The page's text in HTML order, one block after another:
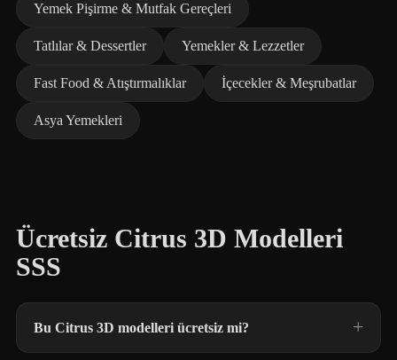
Yemek Pişirme & Mutfak Gereçleri
Tatlılar & Dessertler Yemekler & Lezzetler
Fast Food & Atıştırmalıklar İçecekler & Meşrubatlar
Asya Yemekleri
Ücretsiz Citrus 3D Modelleri
SSS
Bu Citrus 3D modelleri ücretsiz mi?